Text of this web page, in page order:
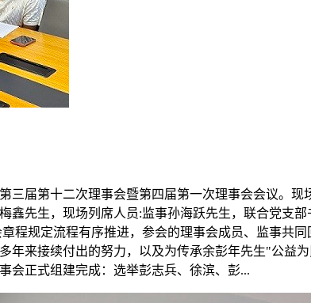
三届第十二次理事会暨第四届第一次理事会会议。
先生，现场列席人员:监事孙海跃先生，联合党支
程规定流程有序推进，参会的理事会成员、监事共
年来接续付出的努力，以及为传承余彭年先生"公益
会正式组建完成：选举彭志兵、徐滨、彭...